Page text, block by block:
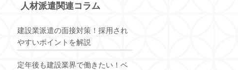
利益を最大化する人材採用・転職サー
公式サイトはこちら
人材派遣関連コラム
建設業派遣の面接対策！採用され
やすいポイントを解説
定年後も建設業界で働きたい！ベ